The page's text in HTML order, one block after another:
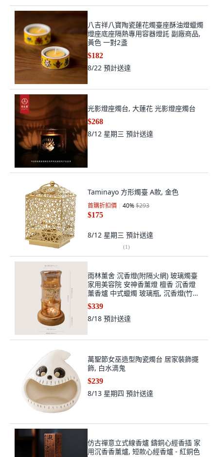
八吉祥八寶陶瓷蓮花燭臺座酥油燈蠟燭
燈座底座隔熱專用容器燈託 副廠商品,
黃色 一對2盞
$182
8/22 預計送達
光影燈座燭台, 大蓮花 光影燈座燭台
$268
8/12 星期三 預計送達
Taminayo 方形燭臺 A款, 金色
首購折扣價 40%$293
$175
8/12 星期三 預計送達
(1)
雨林薰舍 沉香燈(附隔火網) 玻璃燭臺
家用美容院 安神香薰燈 檀香 沉香燈
薰香爐 中式蠟燭 玻璃瓶, 沉香燈(竹
子)-茶色/配隔火網, 琥珀
$339
8/18 預計送達
萬聖節女巫造型陶瓷燭台 居家裝飾擺
飾, 白水滴鬼
$239
8/13 星期四 預計送達
仿古禪意立式線香爐 鑄銅心經香插 家
用沉香香薰爐, 短款心經香爐 - 紅銅色